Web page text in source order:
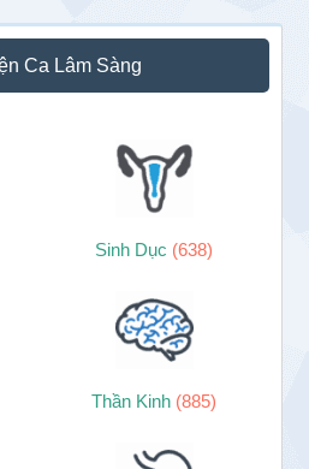
Ca Lâm Sàng
Sinh Dục (638)
Thần Kinh (885)